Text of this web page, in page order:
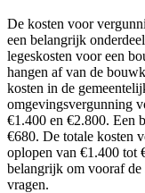
De kosten voor
een belangrijk
legeskosten voor een
hangen af van de
kosten in de
omgevingsvergunning
€1.400 en €2.800. Een
€680. De totale kosten
oplopen van €1.400 tot
belangrijk om vooraf de
vragen.